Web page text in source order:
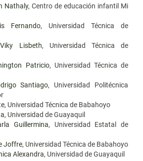
Nathaly, Centro de educación infantil Mi
Fernando, Universidad Técnica de
Lisbeth, Universidad Técnica de
Patricio, Universidad Técnica de
Santiago, Universidad Politécnica
, Universidad Técnica de Babahoyo
, Universidad de Guayaquil
Guillermina, Universidad Estatal de
Joffre, Universidad Técnica de Babahoyo
Alexandra, Universidad de Guayaquil